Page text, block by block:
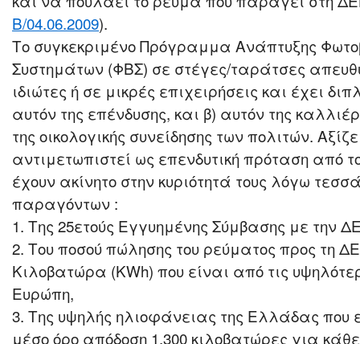
Β/04.06.2009).
Το συγκεκριμένο Πρόγραμμα Ανάπτυξης
Συστημάτων (ΦΒΣ) σε στέγες/ταράτσες
ιδιώτες ή σε μικρές επιχειρήσεις και έχει
αυτόν της επένδυσης, και β) αυτόν της
της οικολογικής συνείδησης των πολιτών.
αντιμετωπιστεί ως επενδυτική πρόταση από
έχουν ακίνητο στην κυριότητά τους λόγω
παραγόντων :
1. Της 25ετούς Εγγυημένης Σύμβασης με την
2. Του ποσού πώλησης του ρεύματος προς τη
Κιλοβατώρα (KWh) που είναι από τις
Ευρώπη,
3. Της υψηλής ηλιοφάνειας της Ελλάδας που
μέσο όρο απόδοση 1.300 κιλοβατώρες για